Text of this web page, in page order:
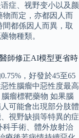
症、视野变小以及颜
物而定，亦都因人而
都係因人而異，取
物種類。
師修正AI模型更省時
，好發於45至65
性腦瘤中惡性度最高
瘤標靶藥物 如果腦
可能會出現部分肢體
視野缺損等特異的症
科手術、體外放射治